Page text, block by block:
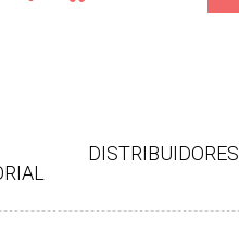
DISTRIBUIDORES